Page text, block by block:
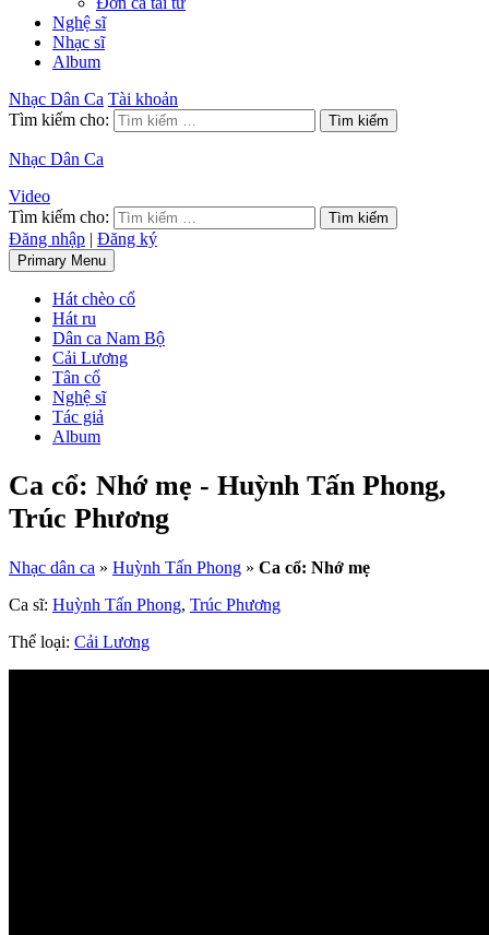
Nghệ sĩ
Nhạc sĩ
Album
Nhạc Dân Ca Tài khoản
Tìm kiếm cho:
Nhạc Dân Ca
Video
Tìm kiếm cho:
Đăng nhập | Đăng ký
Primary Menu
Hát chèo cổ
Hát ru
Dân ca Nam Bộ
Cải Lương
Tân cổ
Nghệ sĩ
Tác giả
Album
Ca cổ: Nhớ mẹ - Huỳnh Tấn Phong,
Trúc Phương
Nhạc dân ca » Huỳnh Tấn Phong » Ca cổ: Nhớ mẹ
Ca sĩ: Huỳnh Tấn Phong, Trúc Phương
Thể loại: Cải Lương